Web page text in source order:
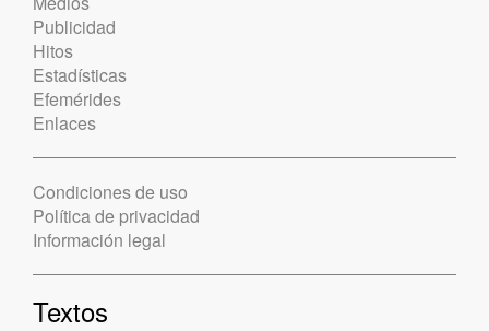
Publicidad
Hitos
Estadísticas
Efemérides
Enlaces
Condiciones de uso
Política de privacidad
Información legal
Textos